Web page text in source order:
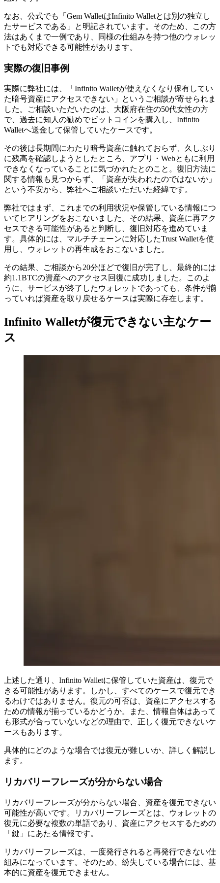
なお、公式でも「Gem WalletはInfinito Walletとは別の独立し
たサービスである」と明記されています。そのため、この方
法はあくまで一例であり、同様の仕組みを持つ他のウォレッ
トでも対応できる可能性があります。
実際の復旧事例
実際に弊社には、「Infinito Walletが使えなくなり保有してい
た暗号資産にアクセスできない」というご相談が寄せられま
した。ご相談いただいたのは、大阪府在住の50代女性の方
で、過去に知人の勧めでビットコインを購入し、Infinito
Walletへ送金して保管していたケースです。
その後は長期間にわたり暗号資産に触れておらず、久しぶり
に残高を確認しようとしたところ、アプリ・Webともに利用
できなくなっていることに気づかれたとのこと。復旧方法に
関する情報も見つからず、「資産が失われたのではないか」
という不安から、弊社へご相談いただいた経緯です。
弊社ではまず、これまでの利用状況や保管している情報につ
いてヒアリングをおこないました。その結果、資産に再アク
セスできる可能性があると判断し、復旧対応を進めていま
す。具体的には、マルチチェーンに対応したTrust Walletを使
用し、ウォレットの再生成をおこないました。
その結果、ご相談から20分ほどで復旧が完了し、最終的には
約1.1BTCの資産へのアクセス回復に成功しました。このよ
うに、サービスが終了したウォレットであっても、条件が揃
っていれば資産を取り戻せるケースは実際に存在します。
Infinito Walletが復元できない主なケー
ス
上述した通り、Infinito Walletに保管していた資産は、復元で
きる可能性があります。しかし、すべてのケースで復元でき
るわけではありません。復元の可否は、資産にアクセスする
ための情報が揃っているかどうか。また、情報自体はあって
も形式が合っていないなどの理由で、正しく復元できないケ
ースもあります。
具体的にどのような場合では復元が難しいか、詳しく解説し
ます。
リカバリーフレーズが分からない場合
リカバリーフレーズが分からない場合、資産を復元できない
可能性が高いです。リカバリーフレーズとは、ウォレットの
復元に必要な複数の単語であり、資産にアクセスするための
「鍵」にあたる情報です。
リカバリーフレーズは、一度発行されると再発行できない仕
組みになっています。そのため、紛失している場合には、基
本的に資産を復元できません。